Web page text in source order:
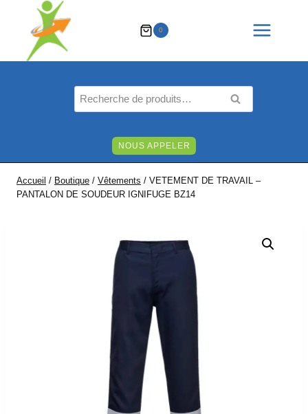
contenu
0
Recherche
pour :
RECHERCHE
NOUS APPELER
Accueil / Boutique / Vêtements / VETEMENT DE TRAVAIL –
PANTALON DE SOUDEUR IGNIFUGE BZ14